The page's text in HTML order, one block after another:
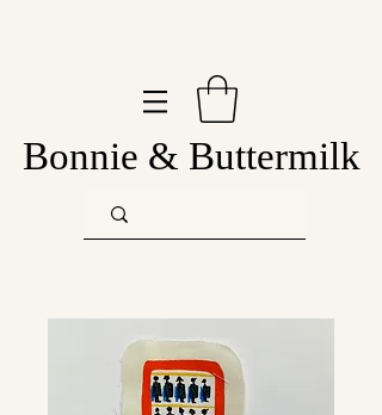
Bonnie & Buttermilk